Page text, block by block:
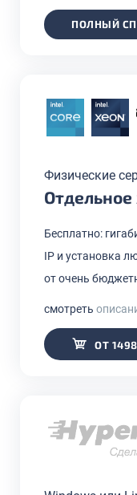
ПОЛНЫЙ
Физические
Бесплатно:
IP и установка
от очень
смотреть
ОТ